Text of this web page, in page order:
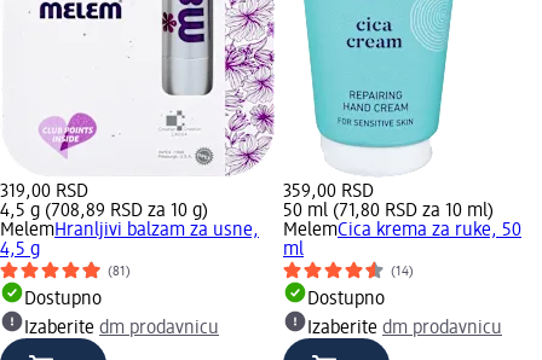
319,00 RSD
4,5 g (708,89 RSD za 10 g)
MelemHranljivi balzam za usne,
4,5 g
(81)
Dostupno
Izaberite dm prodavnicu
359,00 RSD
50 ml (71,80 RSD za 10 ml)
MelemCica krema za ruke, 50
ml
(14)
Dostupno
Izaberite dm prodavnicu